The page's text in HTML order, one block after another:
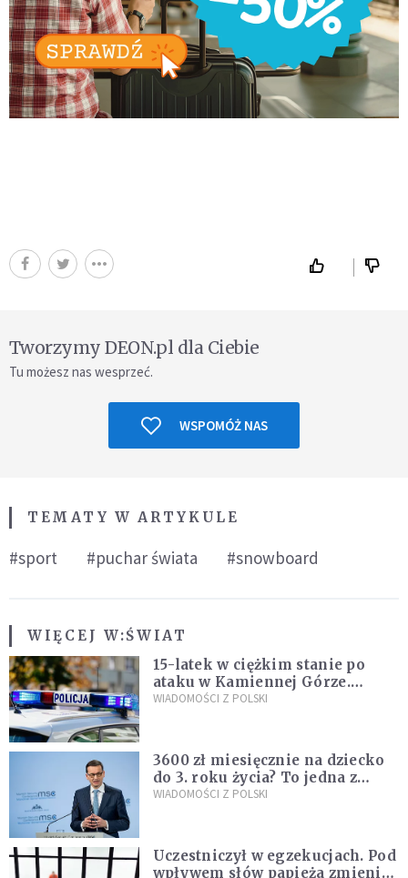
Tworzymy DEON.pl dla Ciebie
Tu możesz nas wesprzeć.
WSPOMÓŻ NAS
TEMATY W ARTYKULE
#sport #puchar świata #snowboard
WIĘCEJ W:ŚWIAT
15-latek w ciężkim stanie po
ataku w Kamiennej Górze.
Policja zatrzymała dwóch
WIADOMOŚCI Z POLSKI
3600 zł miesięcznie na dziecko
do 3. roku życia? To jedna z
propozycji programu "Rozwój
WIADOMOŚCI Z POLSKI
Uczestniczył w egzekucjach. Pod
wpływem słów papieża zmienił